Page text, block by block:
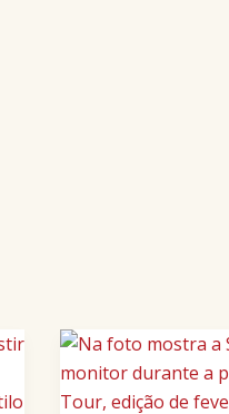
NY
Fashion
Tour: